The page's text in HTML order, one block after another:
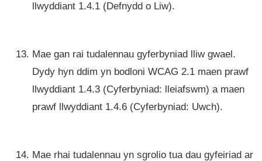
llwyddiant 1.4.1 (Defnydd o Liw).
Mae gan rai tudalennau gyferbyniad lliw gwael.
Dydy hyn ddim yn bodloni WCAG 2.1 maen prawf
llwyddiant 1.4.3 (Cyferbyniad: lleiafswm) a maen
prawf llwyddiant 1.4.6 (Cyferbyniad: Uwch).
Mae rhai tudalennau yn sgrolio tua dau gyfeiriad ar